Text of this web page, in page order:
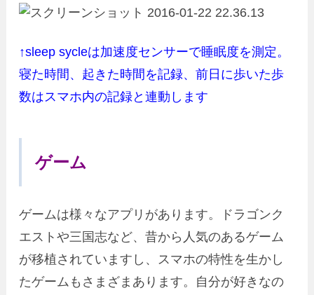
↑sleep sycleは加速度センサーで睡眠度を測定。
寝た時間、起きた時間を記録、前日に歩いた歩
数はスマホ内の記録と連動します
ゲーム
ゲームは様々なアプリがあります。ドラゴンク
エストや三国志など、昔から人気のあるゲーム
が移植されていますし、スマホの特性を生かし
たゲームもさまざまあります。自分が好きなの